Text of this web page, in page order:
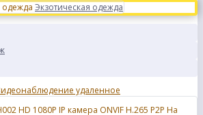
Экзотическая одежда